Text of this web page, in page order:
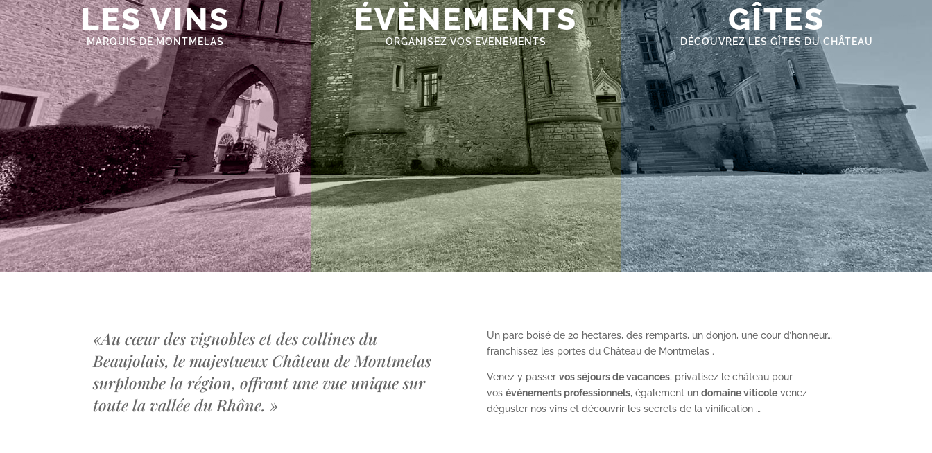
LES VINS
MARQUIS DE MONTMELAS
ÉVÈNEMENTS
ORGANISEZ VOS EVENEMENTS
GÎTES
DÉCOUVREZ LES GÎTES DU CHÂTEAU
«Au cœur des vignobles et des collines du
Beaujolais, le majestueux Château de Montmelas
surplombe la région, offrant une vue unique sur
toute la vallée du Rhône. »
Un parc boisé de 20 hectares, des remparts, un donjon, une cour d’honneur…
franchissez les portes du Château de Montmelas .
Venez y passer vos séjours de vacances, privatisez le château pour
vos événements professionnels, également un domaine viticolevenez
déguster nos vins et découvrir les secrets de la vinification …